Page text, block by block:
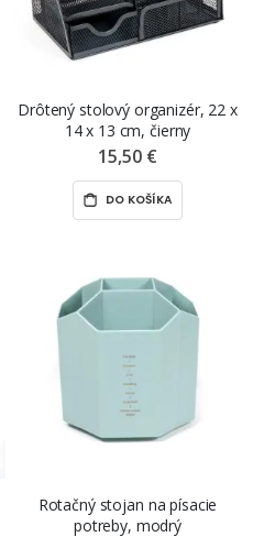
Drôtený stolový organizér, 22 x
14 x 13 cm, čierny
15,50 €
DO KOŠÍKA
Rotačný stojan na písacie
potreby, modrý